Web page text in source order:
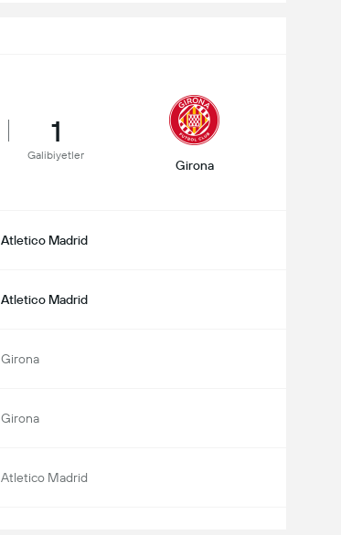
1
Galibiyetler
Girona
Atletico Madrid
Atletico Madrid
Girona
Girona
Atletico Madrid